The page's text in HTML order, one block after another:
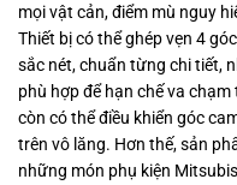
mọi vật cản, điểm mù nguy
Thiết bị có thể ghép vẹn 4
sắc nét, chuẩn từng chi tiết,
phù hợp để hạn chế va
còn có thể điều khiển góc
trên vô lăng. Hơn thế, sản
những món phụ kiện